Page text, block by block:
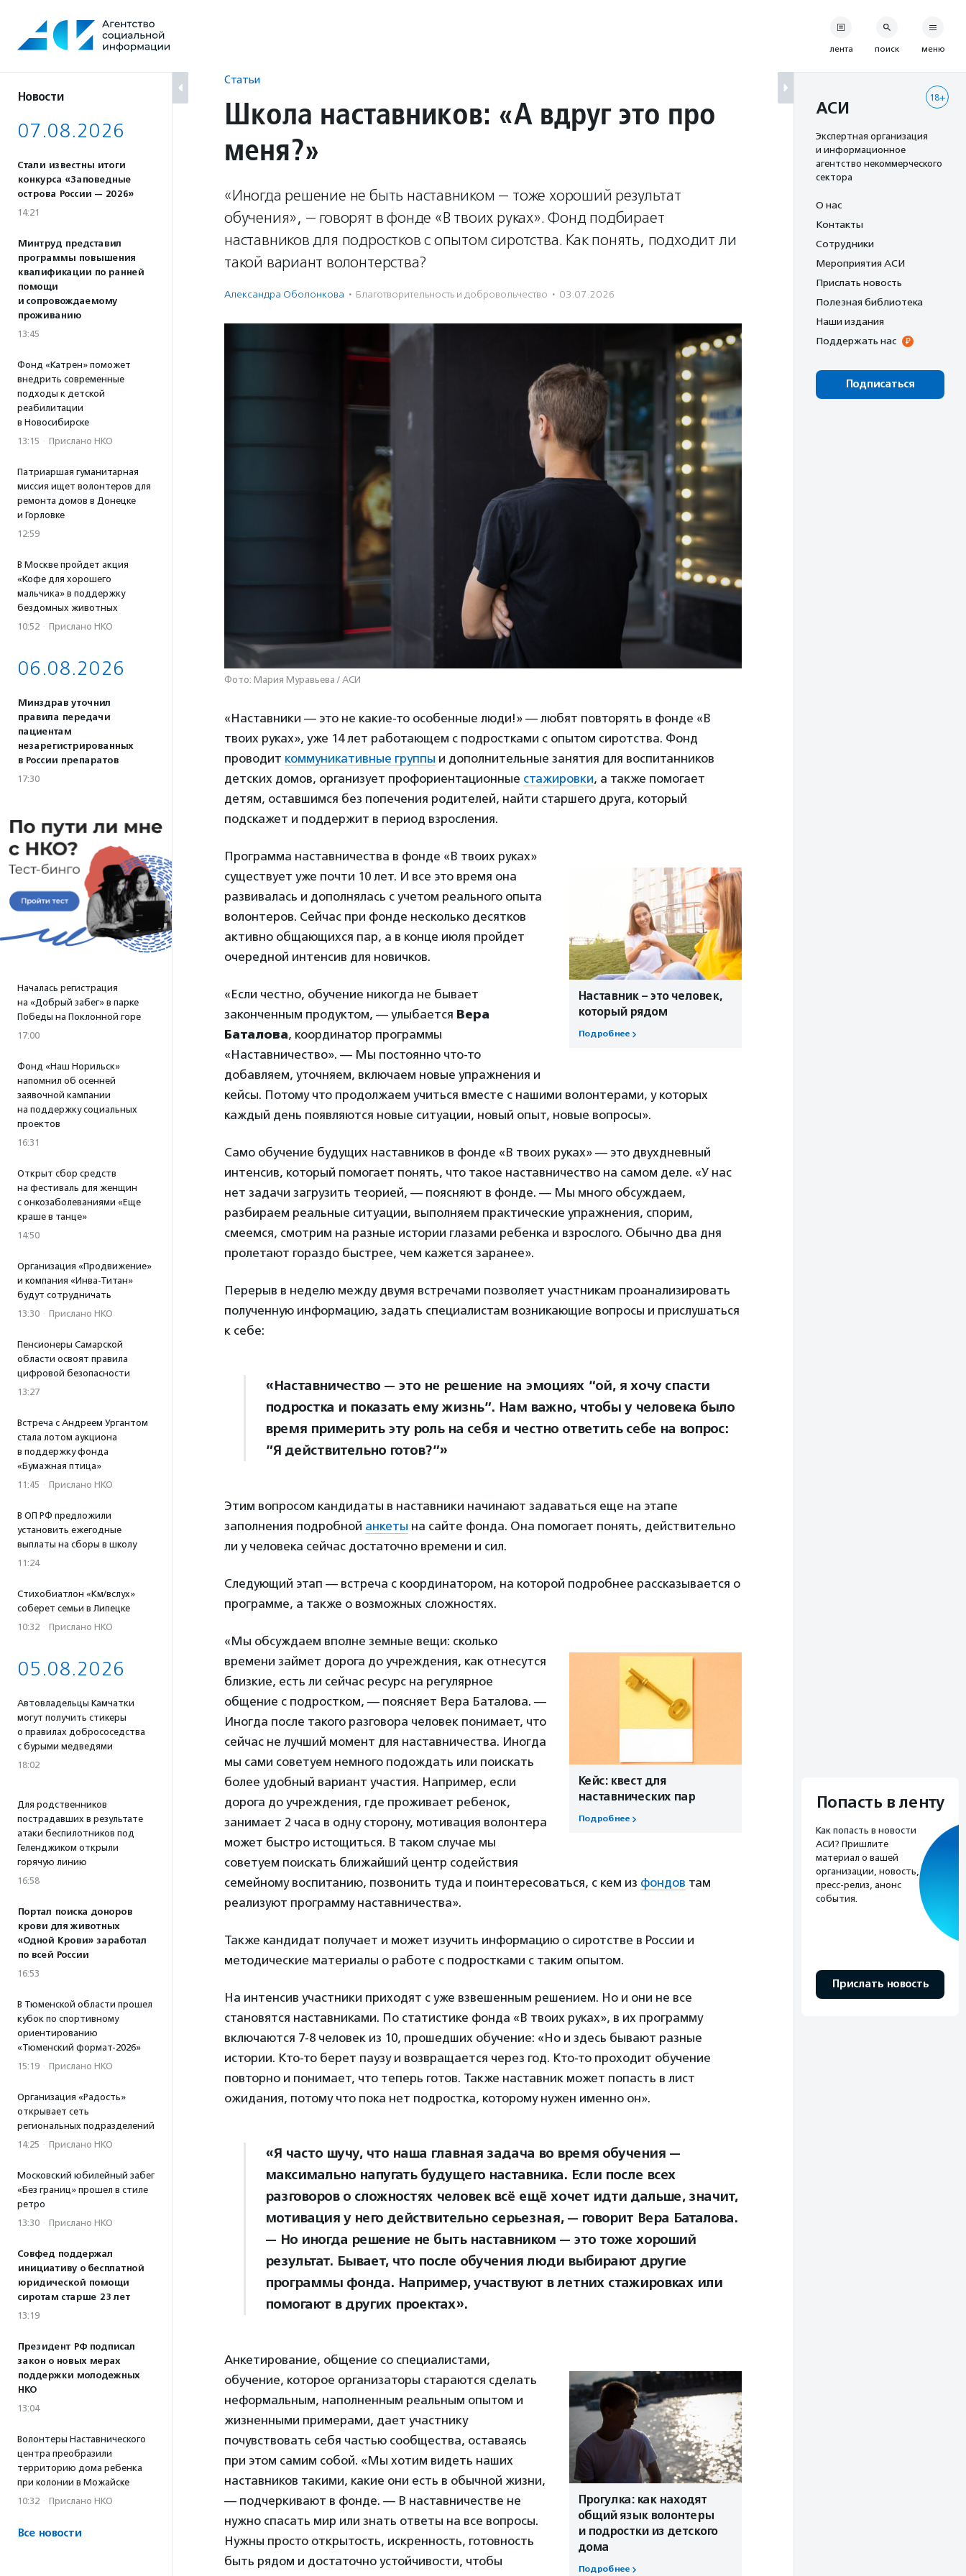
содержанию
Новости
07.08.2026
Стали известны итоги
конкурса «Заповедные
острова России — 2026»
14:21
Минтруд представил
программы повышения
квалификации по ранней
помощи
и сопровождаемому
проживанию
13:45
Фонд «Катрен» поможет
внедрить современные
подходы к детской
реабилитации
в Новосибирске
13:15 · Прислано НКО
Патриаршая гуманитарная
миссия ищет волонтеров для
ремонта домов в Донецке
и Горловке
12:59
В Москве пройдет акция
«Кофе для хорошего
мальчика» в поддержку
бездомных животных
10:52 · Прислано НКО
06.08.2026
Минздрав уточнил
правила передачи
пациентам
незарегистрированных
в России препаратов
17:30
Началась регистрация
на «Добрый забег» в парке
Победы на Поклонной горе
17:00
Фонд «Наш Норильск»
напомнил об осенней
заявочной кампании
на поддержку социальных
проектов
16:31
Открыт сбор средств
на фестиваль для женщин
с онкозаболеваниями «Еще
краше в танце»
14:50
Организация «Продвижение»
и компания «Инва-Титан»
будут сотрудничать
13:30 · Прислано НКО
Пенсионеры Самарской
области освоят правила
цифровой безопасности
13:27
Встреча с Андреем Ургантом
стала лотом аукциона
в поддержку фонда
«Бумажная птица»
11:45 · Прислано НКО
В ОП РФ предложили
установить ежегодные
выплаты на сборы в школу
11:24
Стихобиатлон «Км/вслух»
соберет семьи в Липецке
10:32 · Прислано НКО
05.08.2026
Автовладельцы Камчатки
могут получить стикеры
о правилах добрососедства
с бурыми медведями
18:02
Для родственников
пострадавших в результате
атаки беспилотников под
Геленджиком открыли
горячую линию
16:58
Портал поиска доноров
крови для животных
«Одной Крови» заработал
по всей России
16:53
В Тюменской области прошел
кубок по спортивному
ориентированию
«Тюменский формат-2026»
15:19 · Прислано НКО
Организация «Радость»
открывает сеть
региональных подразделений
14:25 · Прислано НКО
Московский юбилейный забег
«Без границ» прошел в стиле
ретро
13:30 · Прислано НКО
Совфед поддержал
инициативу о бесплатной
юридической помощи
сиротам старше 23 лет
13:19
Президент РФ подписал
закон о новых мерах
поддержки молодежных
НКО
13:04
Волонтеры Наставнического
центра преобразили
территорию дома ребенка
при колонии в Можайске
10:32 · Прислано НКО
Все новости
Статьи
Школа наставников: «А вдруг это про
меня?»
«Иногда решение не быть наставником — тоже хороший результат
обучения», — говорят в фонде «В твоих руках». Фонд подбирает
наставников для подростков с опытом сиротства. Как понять, подходит ли
такой вариант волонтерства?
Александра Оболонкова · Благотвори­тель­ность и доброволь­чест­во · 03.07.2026
Фото: Мария Муравьева / АСИ
«Наставники — это не какие-то особенные люди!» — любят повторять в фонде «В
твоих руках», уже 14 лет работающем с подростками с опытом сиротства. Фонд
проводит коммуникативные группы и дополнительные занятия для воспитанников
детских домов, организует профориентационные стажировки, а также помогает
детям, оставшимся без попечения родителей, найти старшего друга, который
подскажет и поддержит в период взросления.
Наставник – это человек,
который рядом
Подробнее
Программа наставничества в фонде «В твоих руках»
существует уже почти 10 лет. И все это время она
развивалась и дополнялась с учетом реального опыта
волонтеров. Сейчас при фонде несколько десятков
активно общающихся пар, а в конце июля пройдет
очередной интенсив для новичков.
«Если честно, обучение никогда не бывает
законченным продуктом, — улыбается Вера
Баталова, координатор программы
«Наставничество». — Мы постоянно что-то
добавляем, уточняем, включаем новые упражнения и
кейсы. Потому что продолжаем учиться вместе с нашими волонтерами, у которых
каждый день появляются новые ситуации, новый опыт, новые вопросы».
Само обучение будущих наставников в фонде «В твоих руках» — это двухдневный
интенсив, который помогает понять, что такое наставничество на самом деле. «У нас
нет задачи загрузить теорией, — поясняют в фонде. — Мы много обсуждаем,
разбираем реальные ситуации, выполняем практические упражнения, спорим,
смеемся, смотрим на разные истории глазами ребенка и взрослого. Обычно два дня
пролетают гораздо быстрее, чем кажется заранее».
Перерыв в неделю между двумя встречами позволяет участникам проанализировать
полученную информацию, задать специалистам возникающие вопросы и прислушаться
к себе:
«Наставничество — это не решение на эмоциях “ой, я хочу спасти
подростка и показать ему жизнь”. Нам важно, чтобы у человека было
время примерить эту роль на себя и честно ответить себе на вопрос:
”Я действительно готов?”»
Этим вопросом кандидаты в наставники начинают задаваться еще на этапе
заполнения подробной анкеты на сайте фонда. Она помогает понять, действительно
ли у человека сейчас достаточно времени и сил.
Следующий этап — встреча с координатором, на которой подробнее рассказывается о
программе, а также о возможных сложностях.
Кейс: квест для
наставнических пар
Подробнее
«Мы обсуждаем вполне земные вещи: сколько
времени займет дорога до учреждения, как отнесутся
близкие, есть ли сейчас ресурс на регулярное
общение с подростком, — поясняет Вера Баталова. —
Иногда после такого разговора человек понимает, что
сейчас не лучший момент для наставничества. Иногда
мы сами советуем немного подождать или поискать
более удобный вариант участия. Например, если
дорога до учреждения, где проживает ребенок,
занимает 2 часа в одну сторону, мотивация волонтера
может быстро истощиться. В таком случае мы
советуем поискать ближайший центр содействия
семейному воспитанию, позвонить туда и поинтересоваться, с кем из фондов там
реализуют программу наставничества».
Также кандидат получает и может изучить информацию о сиротстве в России и
методические материалы о работе с подростками с таким опытом.
На интенсив участники приходят с уже взвешенным решением. Но и они не все
становятся наставниками. По статистике фонда «В твоих руках», в их программу
включаются 7-8 человек из 10, прошедших обучение: «Но и здесь бывают разные
истории. Кто-то берет паузу и возвращается через год. Кто-то проходит обучение
повторно и понимает, что теперь готов. Также наставник может попасть в лист
ожидания, потому что пока нет подростка, которому нужен именно он».
«Я часто шучу, что наша главная задача во время обучения —
максимально напугать будущего наставника. Если после всех
разговоров о сложностях человек всё ещё хочет идти дальше, значит,
мотивация у него действительно серьезная, — говорит Вера Баталова.
— Но иногда решение не быть наставником — это тоже хороший
результат. Бывает, что после обучения люди выбирают другие
программы фонда. Например, участвуют в летних стажировках или
помогают в других проектах».
Прогулка: как находят
общий язык волонтеры
и подростки из детского
дома
Подробнее
Анкетирование, общение со специалистами,
обучение, которое организаторы стараются сделать
неформальным, наполненным реальным опытом и
жизненными примерами, дает участнику
почувствовать себя частью сообщества, оставаясь
при этом самим собой. «Мы хотим видеть наших
наставников такими, какие они есть в обычной жизни,
— подчеркивают в фонде. — В наставничестве не
нужно спасать мир или знать ответы на все вопросы.
Нужны просто открытость, искренность, готовность
быть рядом и достаточно устойчивости, чтобы
лента поиск меню
18+
АСИ
Экспертная организация
и информационное
агентство некоммерческого
сектора
О нас
Контакты
Сотрудники
Мероприятия АСИ
Прислать новость
Полезная библиотека
Наши издания
Поддержать нас
Подписаться
Попасть в ленту
Как попасть в новости
АСИ? Пришлите
материал о вашей
организации, новость,
пресс-релиз, анонс
события.
Прислать новость